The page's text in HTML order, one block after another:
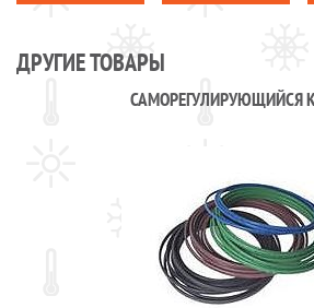
ДРУГИЕ ТОВАРЫ
САМОРЕГУЛИРУЮЩИЙСЯ